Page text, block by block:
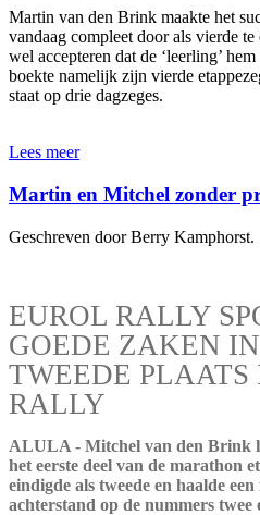
Martin van den Brink maakte het
vandaag compleet door als vierde te
wel accepteren dat de ‘leerling’
boekte namelijk zijn vierde
staat op drie dagzeges.
Lees meer
Martin en Mitchel zonder
Geschreven door Berry Kamphorst.
EUROL RALLY
GOEDE ZAKEN
TWEEDE
RALLY
ALULA - Mitchel van den Brink
het eerste deel van de marathon
eindigde als tweede en haalde
achterstand op de nummers twee